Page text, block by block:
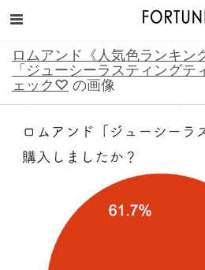
ロムアンド《人気色ランキン
「ジューシーラスティング
ェック♡ の画像